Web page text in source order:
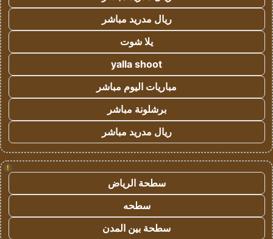
ريال مدريد مباشر
يلا شوت
yalla shoot
مباريات اليوم مباشر
برشلونة مباشر
ريال مدريد مباشر
!
سطحة الرياض
سطحه
سطحة بين المدن